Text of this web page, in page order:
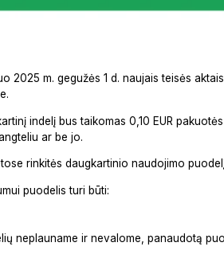
2025 m. gegužės 1 d. naujais teisės
indelį bus taikomas 0,10 EUR
ar be jo.
rinkitės daugkartinio naudojimo
puodelis turi būti:
neplauname ir nevalome, panaudotą